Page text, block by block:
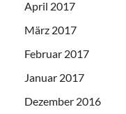
April 2017
März 2017
Februar 2017
Januar 2017
Dezember 2016